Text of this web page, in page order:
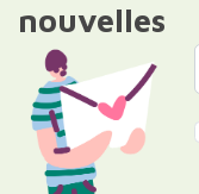
nouvelles